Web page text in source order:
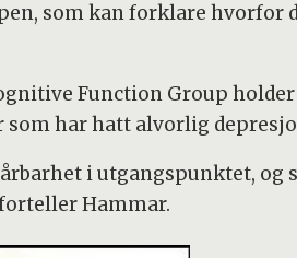
som kan forklare hvorfor
Function Group
har hatt alvorlig
i utgangspunktet,
Hammar.